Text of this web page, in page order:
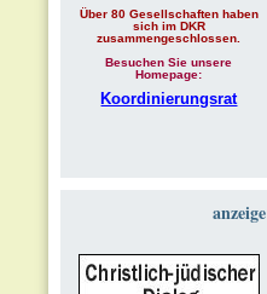
Über 80 Gesellschaften haben
sich im DKR
zusammengeschlossen.
Besuchen Sie unsere
Homepage:
Koordinierungsrat
anzeige